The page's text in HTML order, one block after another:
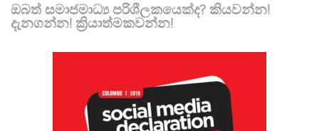
ඔබත් සමාජමාධ්‍ය පරිශීලකයෙක්ද? කියවන්න!
දැනගන්න! ක්‍රියාත්මකවන්න!